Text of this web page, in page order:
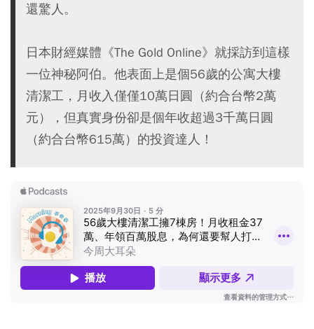
還驚人。
日本財經媒體《The Gold Online》就採訪到這樣
一位神秘阿伯。他表面上是個56歲的公寓大樓
清潔工，月收入僅僅10萬日圓（約合台幣2萬
元），但真實身份卻是個年收超過3千萬日圓
（約合台幣615萬）的投資達人！